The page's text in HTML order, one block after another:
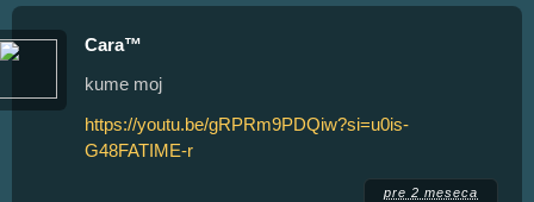
Cara™
kume moj
https://youtu.be/gRPRm9PDQiw?si=u0is-
G48FATIME-r
pre 2 meseca